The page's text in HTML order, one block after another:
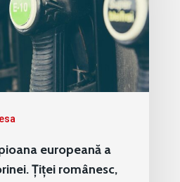
europeană a
Țiței românesc,